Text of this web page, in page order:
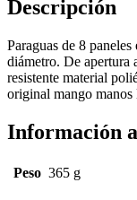
Descripción
Paraguas de 8
diámetro. De apertura
resistente material
original mango manos
Información
Peso 365 g